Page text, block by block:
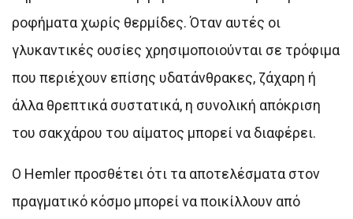
ροφήματα χωρίς θερμίδες. Όταν αυτές οι
γλυκαντικές ουσίες χρησιμοποιούνται σε τρόφιμα
που περιέχουν επίσης υδατάνθρακες, ζάχαρη ή
άλλα θρεπτικά συστατικά, η συνολική απόκριση
του σακχάρου του αίματος μπορεί να διαφέρει.
Ο Hemler προσθέτει ότι τα αποτελέσματα στον
πραγματικό κόσμο μπορεί να ποικίλλουν από